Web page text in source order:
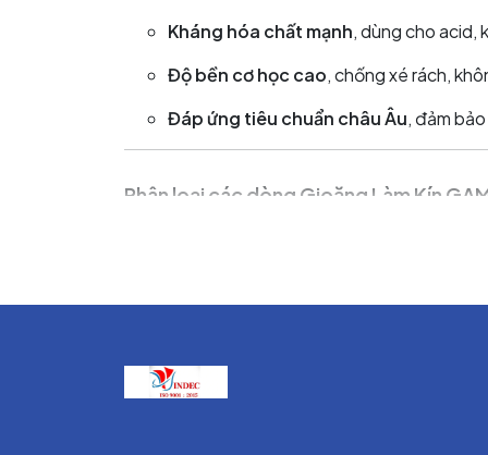
Kháng hóa chất mạnh, dùng cho acid,
Độ bền cơ học cao, chống xé rách,
Đáp ứng tiêu chuẩn châu Âu, đảm
Phân loại các dòng Gioăng Làm Kín
Dựa trên danh mục của GAMBIT Lubawka,
GAMBIT AF-1000
GAMBIT AF-200G